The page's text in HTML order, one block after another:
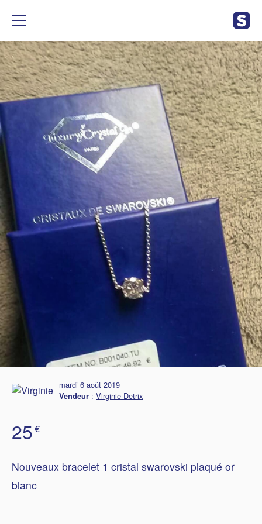
Nouveaux bracelet 1 cristal swarovski plaqué or blanc
mardi 6 août 2019
Vendeur : Virginie Detrix
25€
Nouveaux bracelet 1 cristal swarovski plaqué or
blanc